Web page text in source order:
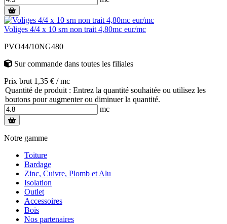
Voliges 4/4 x 10 srn non trait 4,80mc eur/mc
PVO44/10NG480
Sur commande dans toutes les filiales
Prix brut 1,35 € / mc
Quantité de produit : Entrez la quantité souhaitée ou utilisez les
boutons pour augmenter ou diminuer la quantité.
mc
Notre gamme
Toiture
Bardage
Zinc, Cuivre, Plomb et Alu
Isolation
Outlet
Accessoires
Bois
Nos partenaires